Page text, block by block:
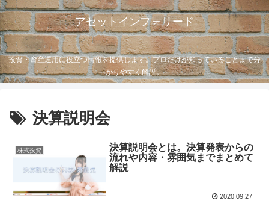
アセットインフォリード
投資・資産運用に役立つ情報を提供します。プロだけが知っていることまで分
かりやすく解説。
決算説明会
株式投資
決算説明会とは。決算発表からの
流れや内容・雰囲気までまとめて
解説
2020.09.27